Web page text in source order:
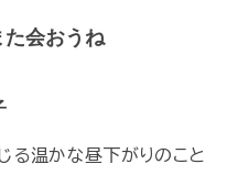
た会おうね
温かな昼下がりのこと